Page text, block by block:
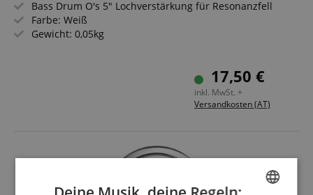
Bass Drum O's 5" Lochverstärkung für Resonanzfell
Farbe: Weiß
Gewicht: 0,05kg
17,50 €
inkl. MwSt. +
Versandkosten (AT)